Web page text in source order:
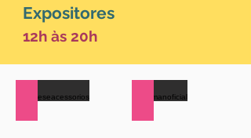
Expositores
12h às 20h
@afeteseacessorios @arumanoficial